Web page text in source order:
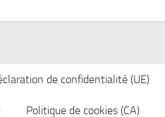
de confidentialité (UE)
Politique de cookies (CA)